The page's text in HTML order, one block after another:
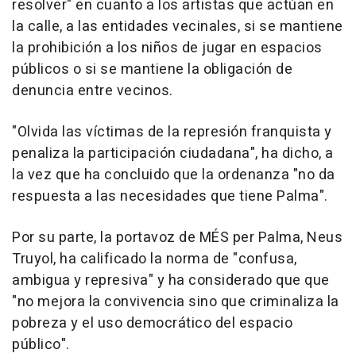
resolver" en cuanto a los artistas que actúan en
la calle, a las entidades vecinales, si se mantiene
la prohibición a los niños de jugar en espacios
públicos o si se mantiene la obligación de
denuncia entre vecinos.
"Olvida las víctimas de la represión franquista y
penaliza la participación ciudadana", ha dicho, a
la vez que ha concluido que la ordenanza "no da
respuesta a las necesidades que tiene Palma".
Por su parte, la portavoz de MÉS per Palma, Neus
Truyol, ha calificado la norma de "confusa,
ambigua y represiva" y ha considerado que que
"no mejora la convivencia sino que criminaliza la
pobreza y el uso democrático del espacio
público".